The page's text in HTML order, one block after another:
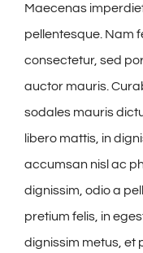
Maecenas
pellentesque. Nam
consectetur, sed
auctor mauris.
sodales mauris
libero mattis, in
accumsan nisl ac
dignissim, odio a
pretium felis, in
dignissim metus, et